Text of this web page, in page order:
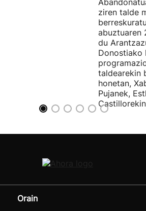
ziren talde
abuztuaren
du
Donostiako
taldearekin
honetan,
Pujanek,
Orain